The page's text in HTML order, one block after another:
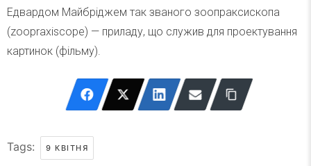
Едвардом Майбріджем так званого зоопраксископа
(zoopraxiscope) — приладу, що служив для проектування
картинок (фільму).
Tags: 9 КВІТНЯ